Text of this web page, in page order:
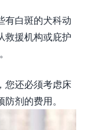
有白斑的犬科动
救援机构或庇护
您还必须考虑床
剂的费用。